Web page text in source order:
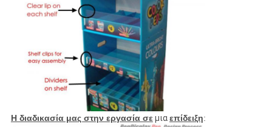
Η διαδικασία μας στην εργασία σε μιαεπίδειξη: